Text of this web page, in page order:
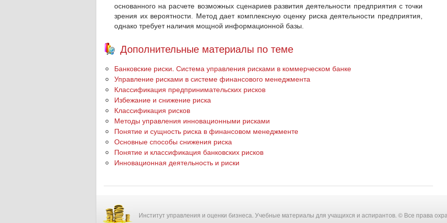
основанного на расчете возможных сценариев развития деятельности предприятия с точки
зрения их вероятности. Метод дает комплексную оценку риска деятельности предприятия,
однако требует наличия мощной информационной базы.
Дополнительные материалы по теме
Банковские риски. Система управления рисками в коммерческом банке
Управление рисками в системе финансового менеджмента
Классификация предпринимательских рисков
Избежание и снижение риска
Классификация рисков
Методы управления инновационными рисками
Понятие и сущность риска в финансовом менеджменте
Основные способы снижения риска
Понятие и классификация банковских рисков
Инновационная деятельность и риски
Институт управления и оценки бизнеса. Учебные материалы для учащихся и аспирантов. © Все права